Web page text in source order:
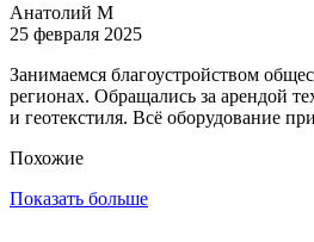
Анатолий М
25 февраля 2025
Занимаемся благоустройством
регионах. Обращались за арендой
и геотекстиля. Всё оборудование
Похожие
Показать больше